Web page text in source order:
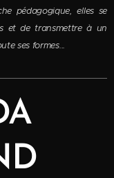
pédagogique, elles se
et de transmettre à un
ses formes...